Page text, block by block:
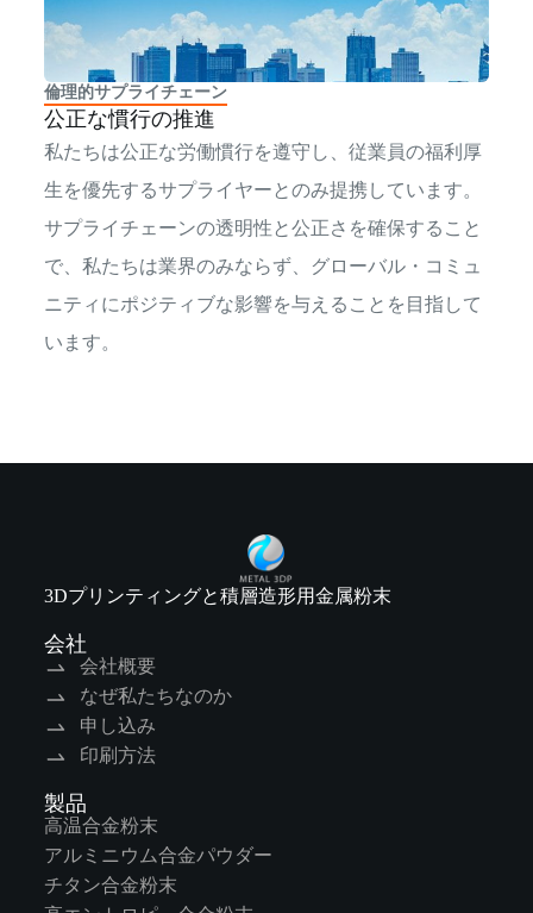
倫理的サプライチェーン
公正な慣行の推進
私たちは公正な労働慣行を遵守し、従業員の福利厚
生を優先するサプライヤーとのみ提携しています。
サプライチェーンの透明性と公正さを確保すること
で、私たちは業界のみならず、グローバル・コミュ
ニティにポジティブな影響を与えることを目指して
います。
3Dプリンティングと積層造形用金属粉末
会社
会社概要
なぜ私たちなのか
申し込み
印刷方法
製品
高温合金粉末
アルミニウム合金パウダー
チタン合金粉末